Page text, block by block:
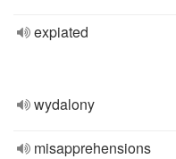
expiated
wydalony
misapprehensions